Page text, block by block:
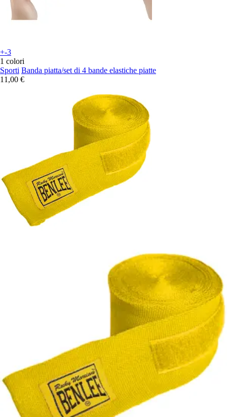
+-3
1 colori
Sporti Banda piatta/set di 4 bande elastiche piatte
11,00 €